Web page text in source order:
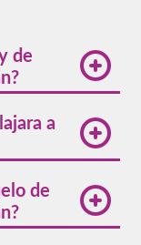
de
a
aéreo
de